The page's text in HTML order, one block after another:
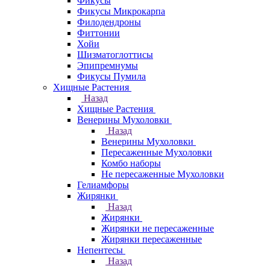
Фикусы Микрокарпа
Филодендроны
Фиттонии
Хойи
Шизматоглоттисы
Эпипремнумы
Фикусы Пумила
Хищные Растения
Назад
Хищные Растения
Венерины Мухоловки
Назад
Венерины Мухоловки
Пересаженные Мухоловки
Комбо наборы
Не пересаженные Мухоловки
Гелиамфоры
Жирянки
Назад
Жирянки
Жирянки не пересаженные
Жирянки пересаженные
Непентесы
Назад